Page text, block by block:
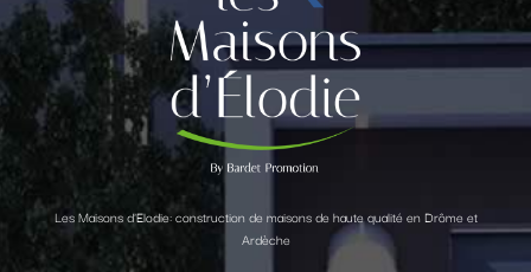
Les Maisons d'Elodie: construction de maisons de haute qualité en Drôme et
Ardèche